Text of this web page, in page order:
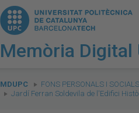
Memòria Digital
are
here:
MDUPC FONS PERSONALS I SOCIALS
Jardí Ferran Soldevila de l'Edifici